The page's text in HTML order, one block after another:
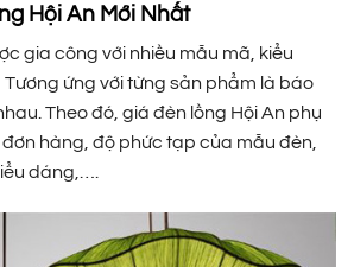
Hội An Mới Nhất
gia công với nhiều mẫu mã, kiểu
ứng với từng sản phẩm là báo
Theo đó, giá đèn lồng Hội An phụ
hàng, độ phức tạp của mẫu đèn,
dáng,….